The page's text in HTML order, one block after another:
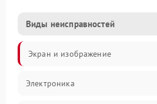
Виды неисправностей
Экран и изображение
Электроника